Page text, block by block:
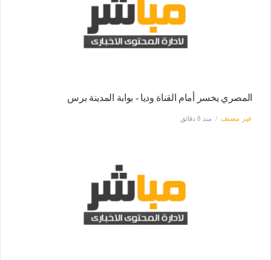
المصري يخسر أمام القناة وديا - بوابة المدينة برس
غير مصنف منذ 8 دقائق